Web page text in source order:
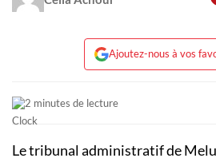
Ajoutez-nous à vos
2 minutes de lecture
Le tribunal administratif de